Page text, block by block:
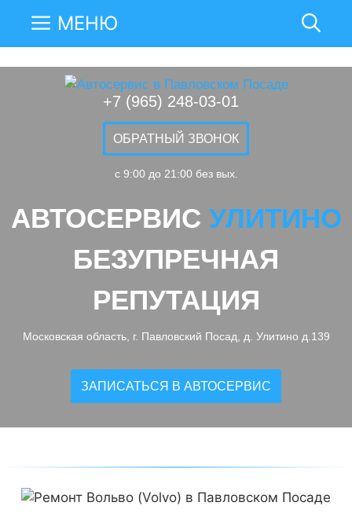
МЕНЮ
+7 (965) 248-03-01
ОБРАТНЫЙ ЗВОНОК
c 9:00 до 21:00 без вых.
АВТОСЕРВИС УЛИТИНО
БЕЗУПРЕЧНАЯ
РЕПУТАЦИЯ
Московская область, г. Павловский Посад, д. Улитино д.139
ЗАПИСАТЬСЯ В АВТОСЕРВИС